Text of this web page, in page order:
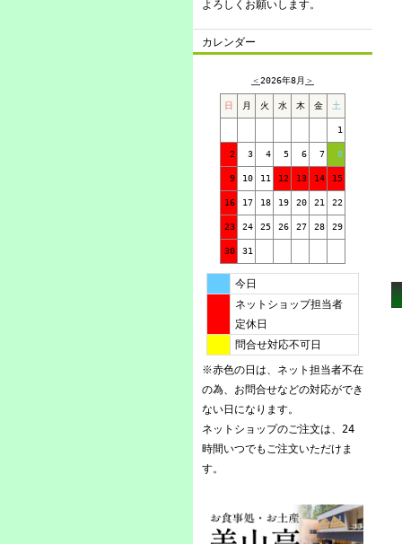
よろしくお願いします。
カレンダー
＜2026年8月 ＞
日 月 火 水 木 金 土
1
2 3 4 5 6 7 8
9 10 11 12 13 14 15
16 17 18 19 20 21 22
23 24 25 26 27 28 29
30 31
今日
ネットショップ担当者
定休日
問合せ対応不可日
※赤色の日は、ネット担当者不在
の為、お問合せなどの対応ができ
ない日になります。
ネットショップのご注文は、24
時間いつでもご注文いただけま
す。